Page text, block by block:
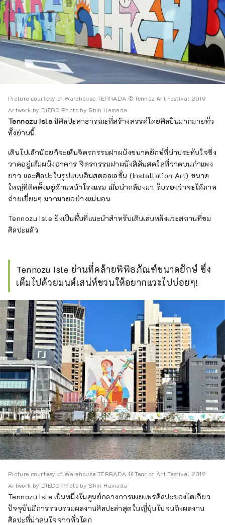
Picture courtesy of Warehouse TERRADA © Tennoz Art Festival 2019
Artwork by DIEGO Photo by Shin Hamada
Tennozu Isle มีศิลปะสาธารณะที่สร้างสรรค์โดยศิลปินมากมายทั่ว
ทั้งย่านนี้
เดินไปเล็กน้อยก็จะเห็นจิตรกรรมฝาผนังขนาดยักษ์ที่น่าประทับใจซึ่ง
วาดอยู่เต็มผนังอาคาร จิตรกรรมฝาผนังสีสันสดใสที่วาดบนกำแพง
ยาว และศิลปะในรูปแบบอินสตอลเลชั่น (Installation Art) ขนาด
ใหญ่ที่ติดตั้งอยู่ด้านหน้าโรงแรม เมื่อนำกล้องมา รับรองว่าจะได้ภาพ
ถ่ายเยี่ยมๆ มากมายอย่างแน่นอน
Tennozu Isle ยังเป็นพื้นที่แนะนำสำหรับเดินเล่นหลังแวะสถานที่ชม
ศิลปะแล้ว
Tennozu Isle ย่านที่คล้ายพิพิธภัณฑ์ขนาดยักษ์ ซึ่ง
เต็มไปด้วยมนต์เสน่ห์ชวนให้อยากแวะไปบ่อยๆ!
Picture courtesy of Warehouse TERRADA © Tennoz Art Festival 2019
Artwork by DIEGO Photo by Shin Hamada
Tennozu Isle เป็นหนึ่งในศูนย์กลางการเผยแพร่ศิลปะของโตเกียว
ปัจจุบันมีการรวบรวมผลงานศิลปะล่าสุดในญี่ปุ่นไปจนถึงผลงาน
ศิลปะที่น่าสนใจจากทั่วโลก